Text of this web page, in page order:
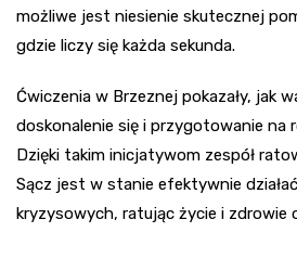
możliwe jest niesienie skutecznej
gdzie liczy się każda sekunda.
Ćwiczenia w Brzeznej pokazały, jak
doskonalenie się i przygotowanie na
Dzięki takim inicjatywom zespół
Sącz jest w stanie efektywnie
kryzysowych, ratując życie i zdrowie